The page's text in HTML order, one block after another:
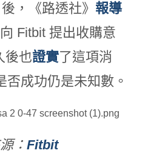
，《路透社》 報導
Fitbit 提出收購意
後也證實了這項消
否成功仍是未知數。
： Fitbit